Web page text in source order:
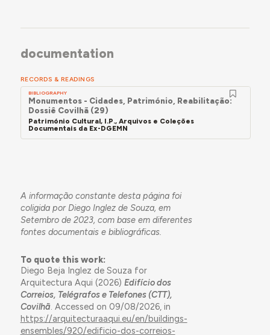
documentation
RECORDS & READINGS
BIBLIOGRAPHY
Monumentos - Cidades, Património, Reabilitação:
Dossiê Covilhã (29)
Património Cultural, I.P., Arquivos e Coleções
Documentais da Ex-DGEMN
A informação constante desta página foi
coligida por Diego Inglez de Souza, em
Setembro de 2023, com base em diferentes
fontes documentais e bibliográficas.
To quote this work:
Diego Beja Inglez de Souza for
Arquitectura Aqui (2026) Edifício dos
Correios, Telégrafos e Telefones (CTT),
Covilhã . Accessed on 09/08/2026, in
https://arquitecturaaqui.eu/en/buildings-
ensembles/920/edificio-dos-correios-